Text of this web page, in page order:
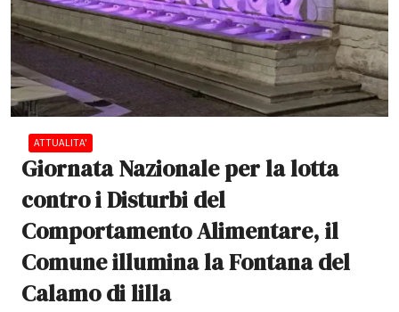
ATTUALITA'
Giornata Nazionale per la lotta
contro i Disturbi del
Comportamento Alimentare, il
Comune illumina la Fontana del
Calamo di lilla